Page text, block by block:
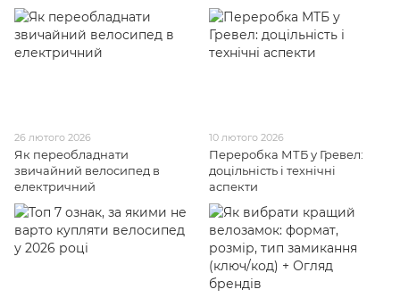
26 лютого 2026
Як переобладнати
звичайний велосипед в
електричний
10 лютого 2026
Переробка МТБ у Гревел:
доцільність і технічні
аспекти